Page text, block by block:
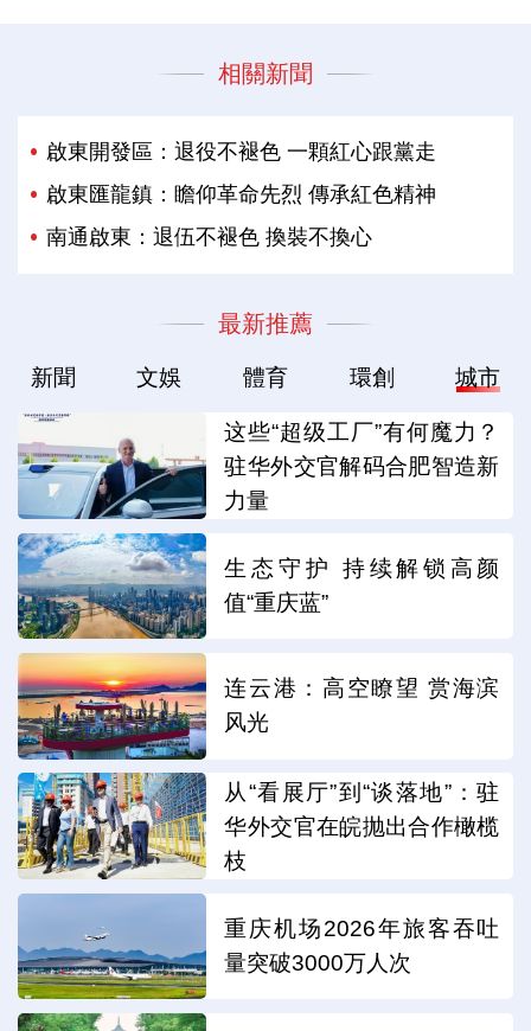
相關新聞
啟東開發區：退役不褪色 一顆紅心跟黨走
啟東匯龍鎮：瞻仰革命先烈 傳承紅色精神
南通啟東：退伍不褪色 換裝不換心
最新推薦
新聞 文娛 體育 環創 城市
这些“超级工厂”有何魔力？
驻华外交官解码合肥智造新
力量
生态守护 持续解锁高颜
值“重庆蓝”
连云港：高空瞭望 赏海滨
风光
从“看展厅”到“谈落地”：驻
华外交官在皖抛出合作橄榄
枝
重庆机场2026年旅客吞吐
量突破3000万人次